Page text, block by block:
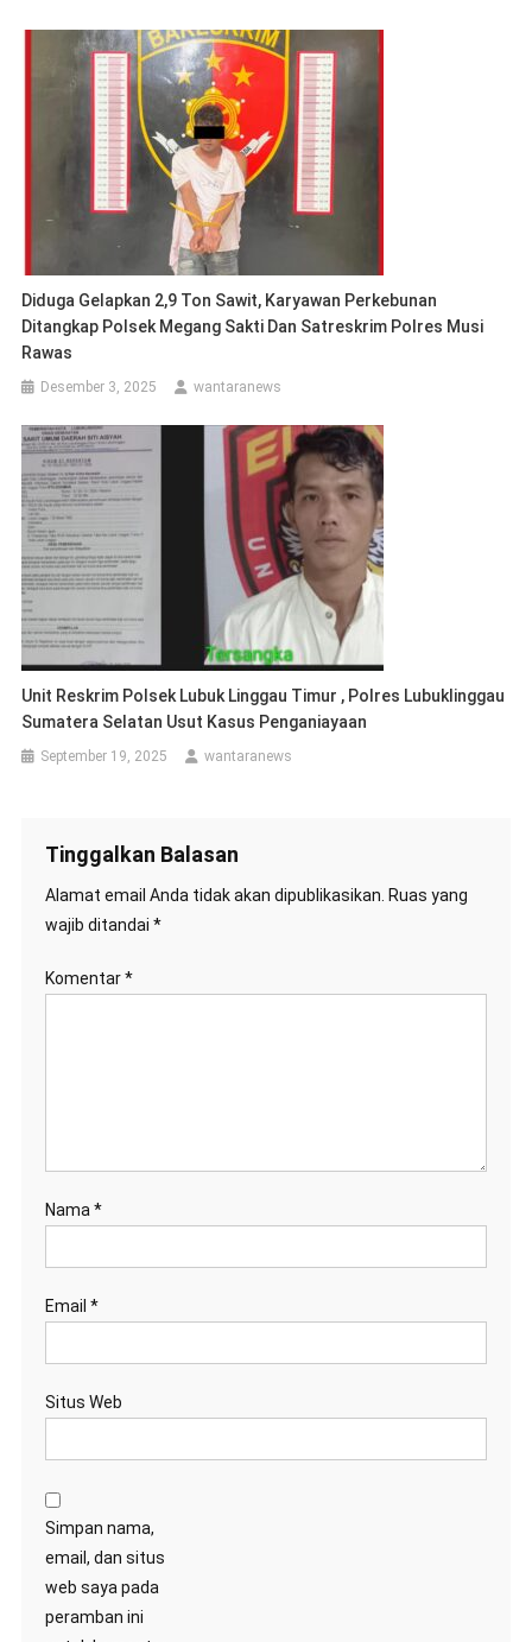
Diduga Gelapkan 2,9 Ton Sawit, Karyawan Perkebunan
Ditangkap Polsek Megang Sakti Dan Satreskrim Polres Musi
Rawas
Desember 3, 2025 wantaranews
Unit Reskrim Polsek Lubuk Linggau Timur , Polres Lubuklinggau
Sumatera Selatan Usut Kasus Penganiayaan
September 19, 2025 wantaranews
Tinggalkan Balasan
Alamat email Anda tidak akan dipublikasikan. Ruas yang
wajib ditandai *
Komentar*
Nama *
Email *
Situs Web
Simpan nama,
email, dan situs
web saya pada
peramban ini